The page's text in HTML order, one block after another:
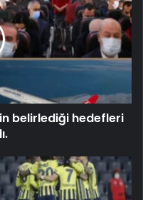
belirlediği hedefleri